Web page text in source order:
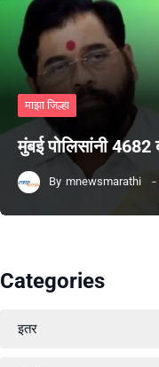
माझा जिल्हा
मुंबई पोलिसांनी 4682
By mnewsmarathi
Categories
इतर